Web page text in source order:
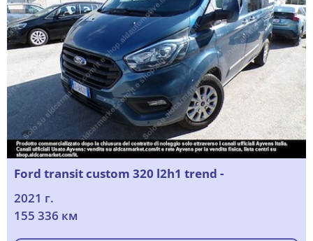
Ford transit custom 320 l2h1 trend -
2021 г.
155 336 км